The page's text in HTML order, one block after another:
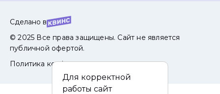
Сделано в
© 2025 Все права защищены. Сайт не является
публичной офертой.
Политика конфиденциальности
Для корректной
работы сайт